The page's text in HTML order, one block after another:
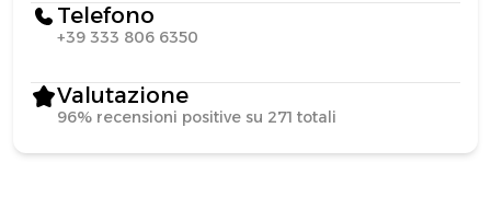
Telefono
+39 333 806 6350
Valutazione
96% recensioni positive su 271 totali